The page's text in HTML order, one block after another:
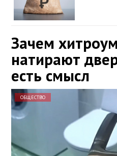
Зачем
натирают
есть смысл
ОБЩЕСТВО